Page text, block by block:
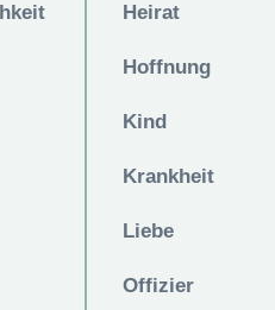
Heirat
Hoffnung
Kind
Krankheit
Liebe
Offizier